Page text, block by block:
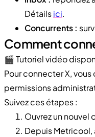
Détailsici.
Concurrents :
Comment
🎬 Tutoriel vidéo
Pour connecter X,
permissions
Suivez ces étapes :
Ouvrez un
Depuis Metricool,